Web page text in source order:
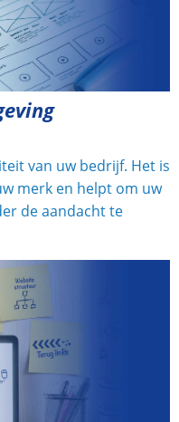
van uw bedrijf. Het is
merk en helpt om uw
de aandacht te